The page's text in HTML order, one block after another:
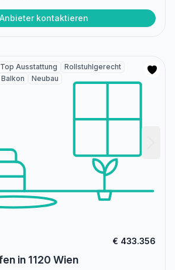
Anbieter kontaktieren
Top Ausstattung
Rollstuhlgerecht
Balkon Neubau
€ 433.356
in 1120 Wien